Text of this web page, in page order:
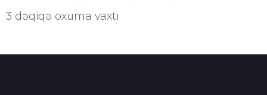
3 dəqiqə oxuma vaxtı